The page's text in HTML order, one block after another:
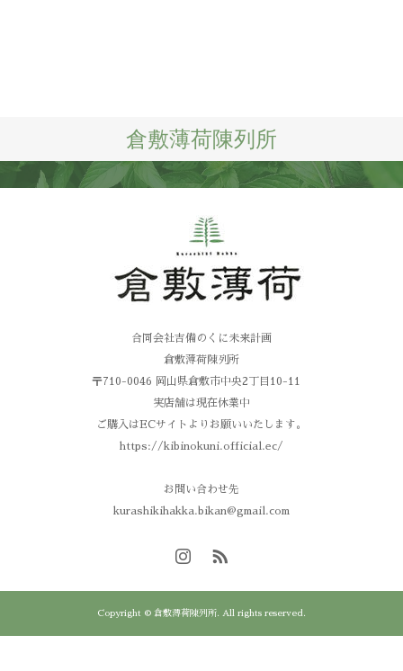
倉敷薄荷陳列所
合同会社吉備のくに未来計画
倉敷薄荷陳列所
〒710-0046 岡山県倉敷市中央2丁目10-11
実店舗は現在休業中
ご購入はECサイトよりお願いいたします。
https://kibinokuni.official.ec/
お問い合わせ先
kurashikihakka.bikan@gmail.com
Copyright © 倉敷薄荷陳列所. All rights reserved.